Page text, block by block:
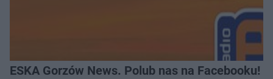
ESKA Gorzów News. Polub nas na Facebooku!